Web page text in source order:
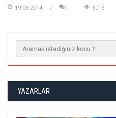
19-06-2014 5015
YAZARLAR